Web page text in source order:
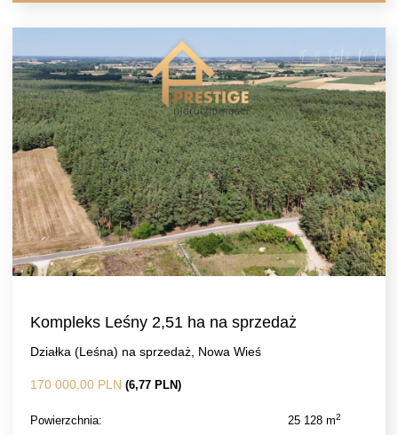
Kompleks Leśny 2,51 ha na sprzedaż
Działka (Leśna) na sprzedaż, Nowa Wieś
170 000,00 PLN (6,77 PLN)
Powierzchnia: 25 128 m2